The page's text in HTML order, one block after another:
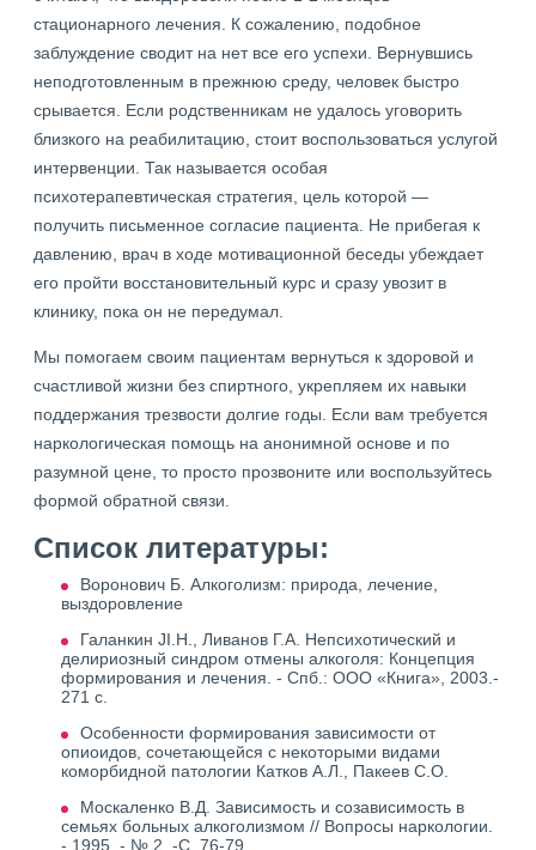
стационарного лечения. К сожалению, подобное
заблуждение сводит на нет все его успехи. Вернувшись
неподготовленным в прежнюю среду, человек быстро
срывается. Если родственникам не удалось уговорить
близкого на реабилитацию, стоит воспользоваться услугой
интервенции. Так называется особая
психотерапевтическая стратегия, цель которой —
получить письменное согласие пациента. Не прибегая к
давлению, врач в ходе мотивационной беседы убеждает
его пройти восстановительный курс и сразу увозит в
клинику, пока он не передумал.
Мы помогаем своим пациентам вернуться к здоровой и
счастливой жизни без спиртного, укрепляем их навыки
поддержания трезвости долгие годы. Если вам требуется
наркологическая помощь на анонимной основе и по
разумной цене, то просто прозвоните или воспользуйтесь
формой обратной связи.
Список литературы:
Воронович Б. Алкоголизм: природа, лечение,
выздоровление
Галанкин JI.H., Ливанов Г.А. Непсихотический и
делириозный синдром отмены алкоголя: Концепция
формирования и лечения. - Спб.: ООО «Книга», 2003.-
271 с.
Особенности формирования зависимости от
опиоидов, сочетающейся с некоторыми видами
коморбидной патологии Катков А.Л., Пакеев С.О.
Москаленко В.Д. Зависимость и созависимость в
семьях больных алкоголизмом // Вопросы наркологии.
- 1995. - № 2. -С. 76-79.